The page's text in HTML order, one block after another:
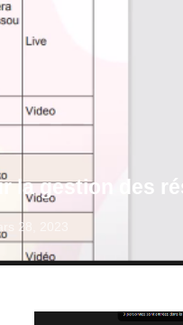
la gestion des
28, 2023